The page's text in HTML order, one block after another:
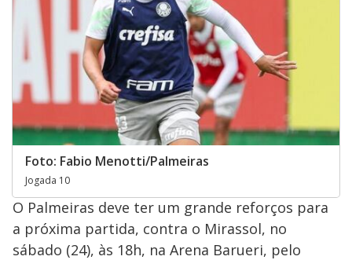
Foto: Fabio Menotti/Palmeiras
Jogada 10
O Palmeiras deve ter um grande reforços para
a próxima partida, contra o Mirassol, no
sábado (24), às 18h, na Arena Barueri, pelo